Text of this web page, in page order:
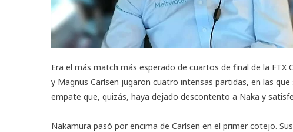
Era el más match más esperado de cuartos de final de la FTX
y Magnus Carlsen jugaron cuatro intensas partidas, en las
empate que, quizás, haya dejado descontento a Naka y
Nakamura pasó por encima de Carlsen en el primer cotejo.